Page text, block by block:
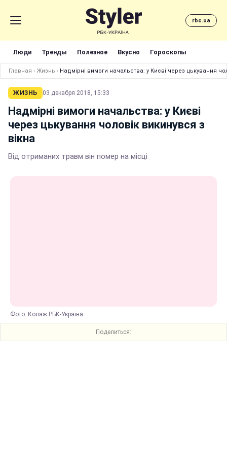
rbc.ua
Люди Тренды Полезное Вкусно Гороскопы
Главная › Жизнь › Надмірні вимоги начальства: у Києві через цькування
ЖИЗНЬ 03 декабря 2018, 15:33
Надмірні вимоги начальства: у Києві
через цькування чоловік викинувся з
вікна
Від отриманих травм він помер на місці
Фото: Колаж РБК-Україна
Поделиться: